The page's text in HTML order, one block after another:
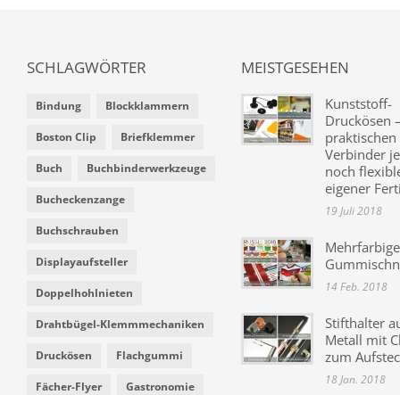
SCHLAGWÖRTER
Bindung Blockklammern
Boston Clip Briefklemmer
Buch Buchbinderwerkzeuge
Bucheckenzange
Buchschrauben
Displayaufsteller
Doppelhohlnieten
Drahtbügel-Klemmmechaniken
Druckösen Flachgummi
Fächer-Flyer Gastronomie
MEISTGESEHEN
Kunststoff-
Druckösen
praktischen
Verbinder
noch
eigener
19 Juli 2018
Mehrfarbige
14 Feb. 2018
Stifthalter
Metall mit
zum
18 Jan. 2018